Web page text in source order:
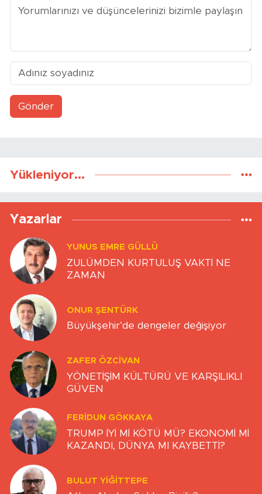
Gönder
Yükleniyor...
Yazarlar
YUNUS EMRE GÜLLÜ
ZULÜMDEN KURTULUŞ VAKTİ NE
ZAMAN
ONUR ŞENTÜRK
Büyükşehir’de dengeler değişiyor
ZAFER ÖZCIVAN
YÖNETİŞİM KÜLTÜRÜ VE KARŞILIKLI
GÜVEN
FERIDUN GÖKKAYA
TRUMP İYİ Mİ KÖTÜ MÜ? EKONOMİ Mİ
KAZANDI, DÜNYA MI KAYBETTİ?
BULUT YİĞİTTEPE